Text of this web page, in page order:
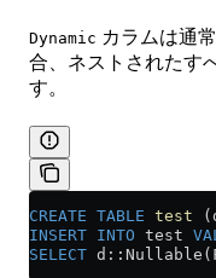
Dynamic カラムは通
合、ネストされたす
す。
CREATE TABLE test
INSERT INTO test
SELECT